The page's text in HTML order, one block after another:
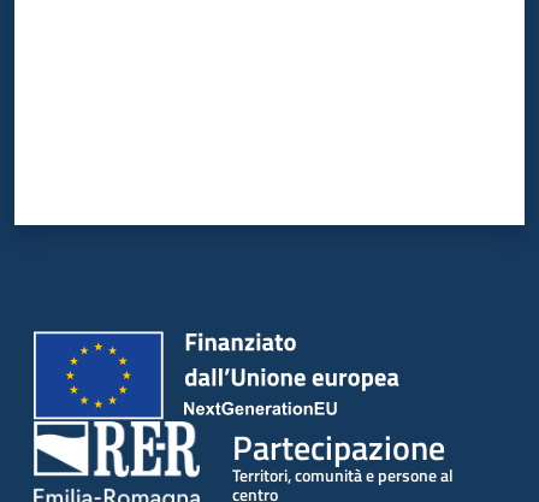
Partecipazione
Territori, comunità e persone al
centro